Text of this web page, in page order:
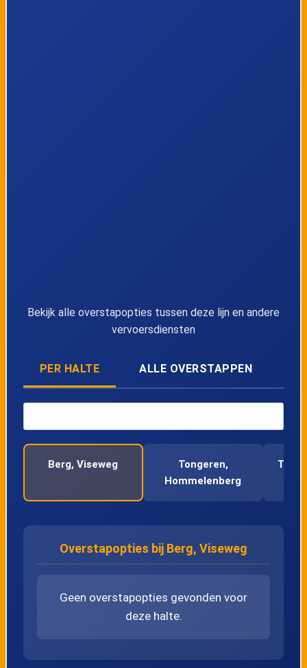
Bekijk alle overstapopties tussen deze lijn en andere
vervoersdiensten
PER HALTE ALLE OVERSTAPPEN
Berg, Viseweg
Tongeren,
Hommelenberg
Overstapopties bij Berg, Viseweg
Geen overstapopties gevonden voor
deze halte.